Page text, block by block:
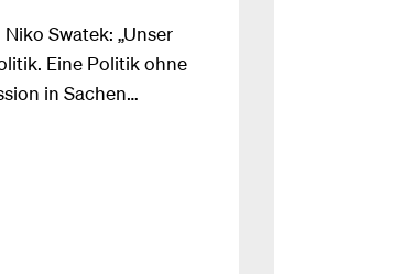
Swatek: „Unser
Eine Politik ohne
in Sachen